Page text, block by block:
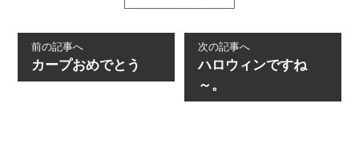
前の記事へ
カープおめでとう
次の記事へ
ハロウィンですね
～。